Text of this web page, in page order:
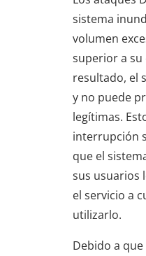
sistema
volumen
superior a su
resultado, el
y no puede
legítimas.
interrupción
que el
sus usuarios
el servicio a
utilizarlo.
Debido a